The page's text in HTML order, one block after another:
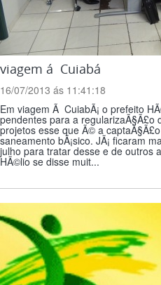
viagem á Cuiabá
16/07/2013 ás 11:41:18
Em viagem Ã CuiabÃ¡ o prefeito
pendentes para a regularizaÃ§Ã£o
projetos esse que Ã© a
saneamento bÃ¡sico. JÃ¡ ficaram
julho para tratar desse e de outros
HÃ©lio se disse muit...